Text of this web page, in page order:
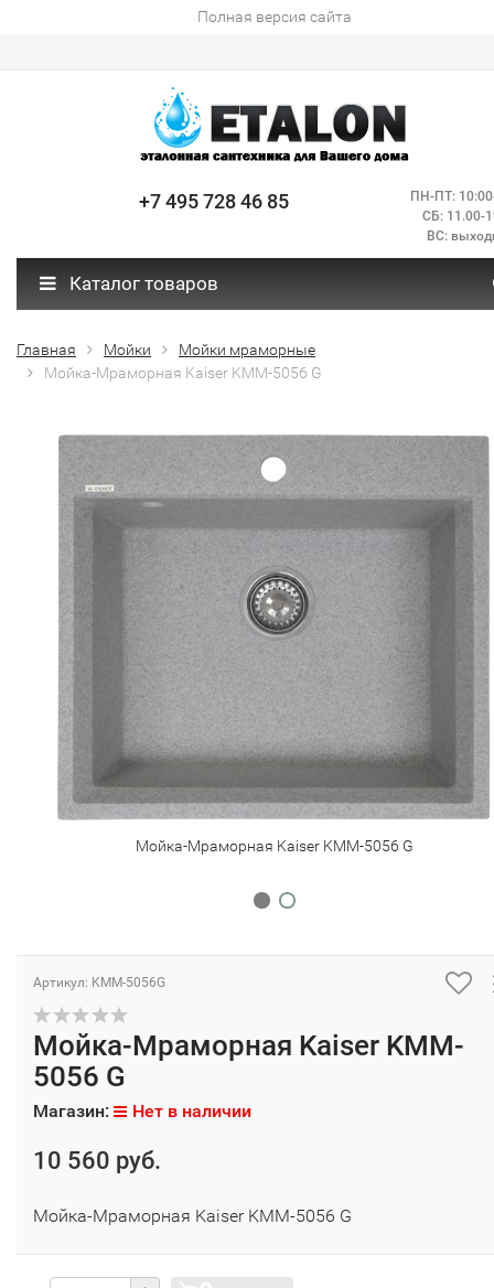
Полная версия сайта
+7 495 728 46 85
ПН-ПТ:
СБ: 11.00-
ВС:
Каталог товаров
Главная Мойки
Мойки мраморные
Мойка-Мраморная Kaiser KMM-5056 G
Мойка-Мраморная Kaiser KMM-5056 G
Артикул: KMM-5056G
Мойка-Мраморная Kaiser KMM-
5056 G
Магазин: Нет в наличии
10 560 руб.
Мойка-Мраморная Kaiser KMM-5056 G